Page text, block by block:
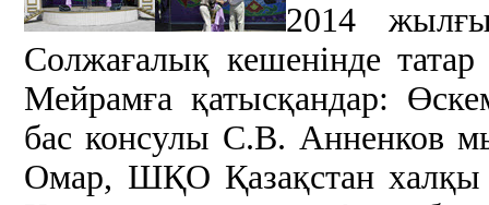
2014
Солжағалық кешенінде
Мейрамға қатысқандар:
бас консулы С.В. Анненков
Омар, ШҚО Қазақстан